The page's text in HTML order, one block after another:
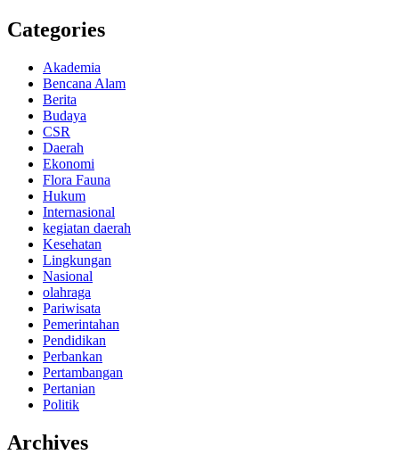
Categories
Akademia
Bencana Alam
Berita
Budaya
CSR
Daerah
Ekonomi
Flora Fauna
Hukum
Internasional
kegiatan daerah
Kesehatan
Lingkungan
Nasional
olahraga
Pariwisata
Pemerintahan
Pendidikan
Perbankan
Pertambangan
Pertanian
Politik
Archives